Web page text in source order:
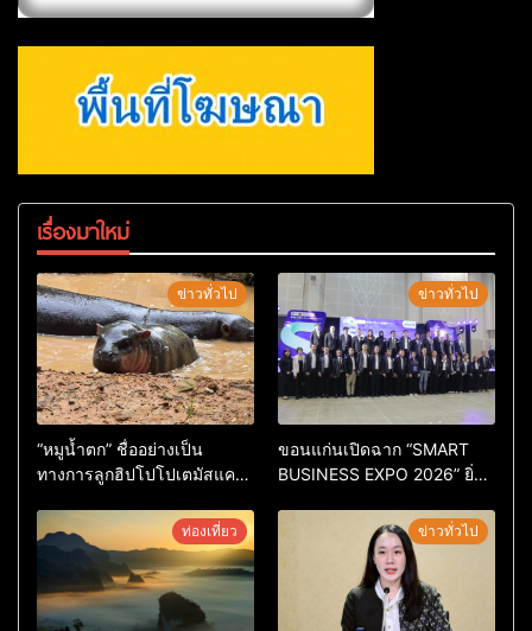
เรื่องมาใหม่
ข่าวทั่วไป
“หมูน้ำตก” ชื่ออย่างเป็น
ทางการลูกฮิปโปโปเตมัสแคระ
หลังผู้ร่วมกิจกรรมร่วมโหวต
ชนะกว่า 10,000 คะแนน
ข่าวทั่วไป
ขอนแก่นเปิดฉาก “SMART
BUSINESS EXPO 2026” ยิ่ง
ยกระดับเศรษฐกิจดิจิทัลอีสาน
ท่องเที่ยว ข่าวทั่วไป